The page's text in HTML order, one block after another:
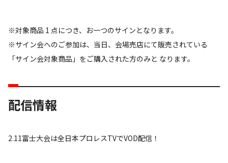
※対象商品 1 点につき、お一つのサインとなります。
※サイン会へのご参加は、当日、会場売店にて販売されている
「サイン会対象商品」をご購入された方のみと なります。
配信情報
2.11富士大会は全日本プロレスTVでVOD配信！